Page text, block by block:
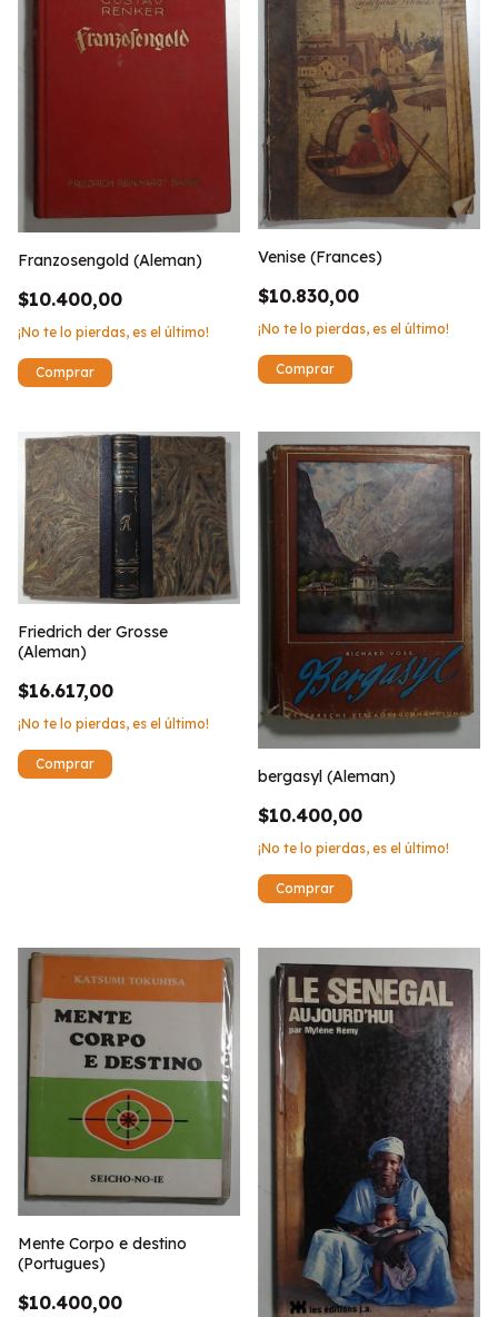
Franzosengold (Aleman)
$10.400,00
¡No te lo pierdas, es el último!
Venise (Frances)
$10.830,00
¡No te lo pierdas, es el último!
Friedrich der Grosse
(Aleman)
$16.617,00
¡No te lo pierdas, es el último!
bergasyl (Aleman)
$10.400,00
¡No te lo pierdas, es el último!
Mente Corpo e destino
(Portugues)
$10.400,00